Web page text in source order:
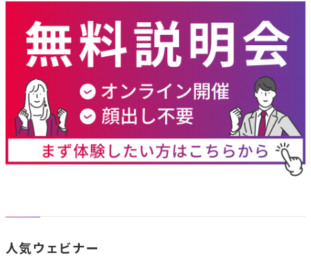
人気ウェビナー